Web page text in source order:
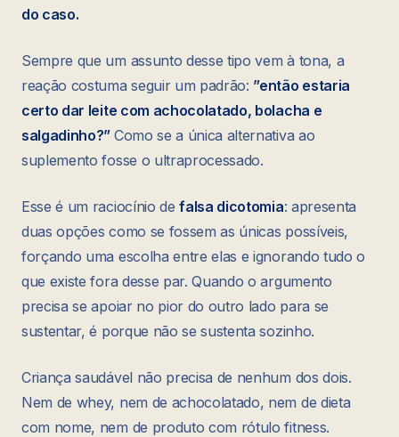
do caso.
Sempre que um assunto desse tipo vem à tona, a
reação costuma seguir um padrão: ”então estaria
certo dar leite com achocolatado, bolacha e
salgadinho?” Como se a única alternativa ao
suplemento fosse o ultraprocessado.
Esse é um raciocínio defalsa dicotomia: apresenta
duas opções como se fossem as únicas possíveis,
forçando uma escolha entre elas e ignorando tudo o
que existe fora desse par. Quando o argumento
precisa se apoiar no pior do outro lado para se
sustentar, é porque não se sustenta sozinho.
Criança saudável não precisa de nenhum dos dois.
Nem de whey, nem de achocolatado, nem de dieta
com nome, nem de produto com rótulo fitness.